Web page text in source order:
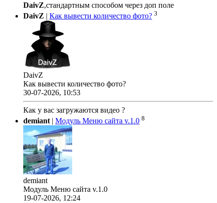
DaivZ,стандартным способом через доп поле
DaivZ | Как вывести количество фото? 3
DaivZ
Как вывести количество фото?
30-07-2026, 10:53
Как у вас загружаются видео ?
demiant | Модуль Меню сайта v.1.0 8
demiant
Модуль Меню сайта v.1.0
19-07-2026, 12:24